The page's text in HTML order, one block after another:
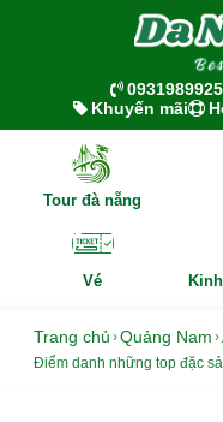
0931989925
Khuyến mãi
Tour đà nẵng
Vé
Trang chủ ›Quảng Nam ›
Điểm danh những top đặc